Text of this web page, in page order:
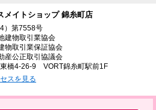
メイトショップ 錦糸町店
）第7558号
建物取引業協会
物取引業保証協会
産公正取引協議会
橋4-26-9 VORT錦糸町駅前1F
スを見る